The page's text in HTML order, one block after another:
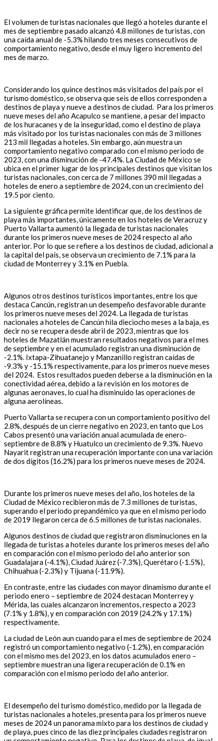
El volumen de turistas nacionales que llegó a hoteles durante el
mes de septiembre pasado alcanzó 4.8 millones de turistas, con
una caída anual de -5.3% hilando tres meses consecutivos de
comportamiento negativo, desde el muy ligero incremento del
mes de marzo.
Considerando los quince destinos más visitados del país por el
turismo doméstico, se observa que seis de ellos corresponden a
destinos de playa y nueve a destinos de ciudad. Para los primeros
nueve meses del año Acapulco se mantiene, a pesar del impacto
de los huracanes y de la inseguridad, como el destino de playa
más visitado por los turistas nacionales con más de 3 millones
213 mil llegadas a hoteles. Sin embargo, aún muestra un
comportamiento negativo comparado con el mismo periodo de
2023, con una disminución de -47.4%. La Ciudad de México se
ubica en el primer lugar de los principales destinos que visitan los
turistas nacionales, con cerca de 7 millones 390 mil llegadas a
hoteles de enero a septiembre de 2024, con un crecimiento del
19.5 por ciento.
La siguiente gráfica permite identificar que, de los destinos de
playa más importantes, únicamente en los hoteles de Veracruz y
Puerto Vallarta aumentó la llegada de turistas nacionales
durante los primeros nueve meses de 2024 respecto al año
anterior. Por lo que se refiere a los destinos de ciudad, adicional a
la capital del país, se observa un crecimiento de 7.1% para la
ciudad de Monterrey y 3.1% en Puebla.
Algunos otros destinos turísticos importantes, entre los que
destaca Cancún, registran un desempeño desfavorable durante
los primeros nueve meses del 2024. La llegada de turistas
nacionales a hoteles de Cancún hila dieciocho meses a la baja, es
decir no se recupera desde abril de 2023, mientras que los
hoteles de Mazatlán muestran resultados negativos para el mes
de septiembre y en el acumulado registran una disminución de
-2.1%. Ixtapa-Zihuatanejo y Manzanillo registran caídas de
-9.3% y -15.1% respectivamente, para los primeros nueve meses
del 2024. Estos resultados pueden deberse a la disminución en la
conectividad aérea, debido a la revisión en los motores de
algunas aeronaves, lo cual ha disminuido las operaciones de
alguna aerolíneas.
Puerto Vallarta se recupera con un comportamiento positivo del
2.8%, después de un cierre negativo en 2023, en tanto que Los
Cabos presentó una variación anual acumulada de enero-
septiembre de 8.8% y Huatulco un crecimiento de 9.3%. Nuevo
Nayarit registran una recuperación importante con una variación
de dos dígitos (16.2%) para los primeros nueve meses de 2024.
Durante los primeros nueve meses del año, los hoteles de la
Ciudad de México recibieron más de 7.3 millones de turistas,
superando el periodo prepandémico ya que en el mismo periodo
de 2019 llegaron cerca de 6.5 millones de turistas nacionales.
Algunos destinos de ciudad que registraron disminuciones en la
llegada de turistas a hoteles durante los primeros meses del año
en comparación con el mismo periodo del año anterior son
Guadalajara (-4.1%), Ciudad Juárez (-7.3%), Querétaro (-1.5%),
Chihuahua (-2.3%) y Tijuana (-11.9%).
En contraste, entre las ciudades con mayor dinamismo durante el
periodo enero – septiembre de 2024 destacan Monterrey y
Mérida, las cuales alcanzaron incrementos, respecto a 2023
(7.1% y 1.8%), y en comparación con 2019 (24.2% y 17.1%)
respectivamente.
La ciudad de León aun cuando para el mes de septiembre de 2024
registró un comportamiento negativo (-1.2%), en comparación
con el mismo mes del 2023, en los datos acumulados enero –
septiembre muestran una ligera recuperación de 0.1% en
comparación con el mismo periodo del año anterior.
El desempeño del turismo doméstico, medido por la llegada de
turistas nacionales a hoteles, presenta para los primeros nueve
meses de 2024 un panorama mixto para los destinos de ciudad y
de playa, pues cinco de las diez principales ciudades registraron